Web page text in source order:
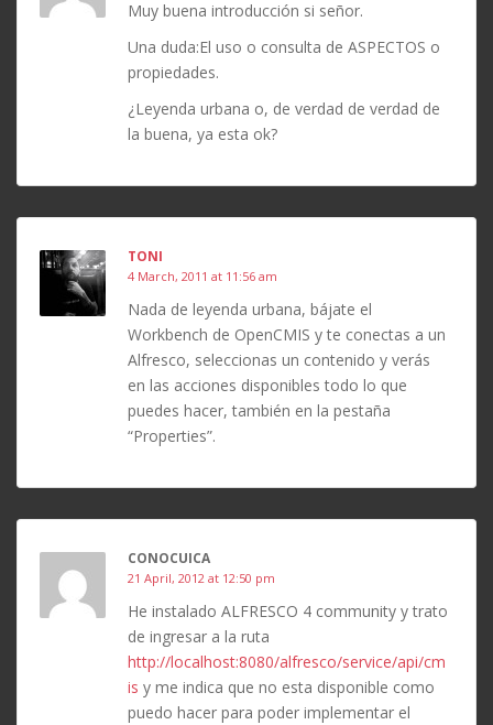
Muy buena introducción si señor.
Una duda:El uso o consulta de ASPECTOS o
propiedades.
¿Leyenda urbana o, de verdad de verdad de
la buena, ya esta ok?
TONI
4 March, 2011 at 11:56 am
Nada de leyenda urbana, bájate el
Workbench de OpenCMIS y te conectas a un
Alfresco, seleccionas un contenido y verás
en las acciones disponibles todo lo que
puedes hacer, también en la pestaña
“Properties”.
CONOCUICA
21 April, 2012 at 12:50 pm
He instalado ALFRESCO 4 community y trato
de ingresar a la ruta
http://localhost:8080/alfresco/service/api/cm
is y me indica que no esta disponible como
puedo hacer para poder implementar el